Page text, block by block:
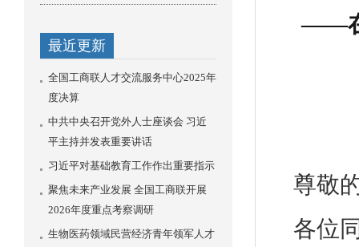
最近更新
全国工商联人才交流服务中心2025年
度决算
中共中央召开党外人士座谈会 习近
平主持并发表重要讲话
习近平对基础教育工作作出重要指示
聚焦未来产业发展 全国工商联开展
2026年度重点考察调研
生物医药领域民营经济青年领军人才
——在
尊敬
各位